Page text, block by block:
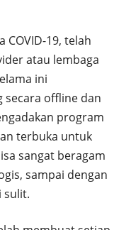
COVID-19, telah
atau lembaga
ini
secara offline dan
program
terbuka untuk
sangat beragam
sampai dengan
sulit.